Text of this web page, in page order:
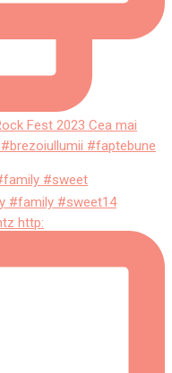
#sweet
http: